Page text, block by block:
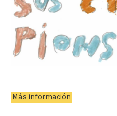
Más información